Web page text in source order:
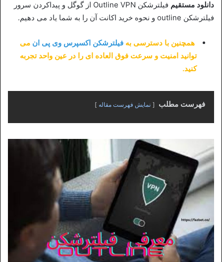
دانلود مستقیم
فیلترشکن Outline VPN از گوگل و پیداکردن سرور
فیلترشکن outline و نحوه خرید اکانت آن را به شما یاد می دهیم.
همچنین با دسترسی به فیلترشکن اکسپرس وی پی ان می
توانید امنیت و سرعت فوق العاده ای را در عین واحد تجربه
کنید.
فهرست مطلب نمایش فهرست مقاله